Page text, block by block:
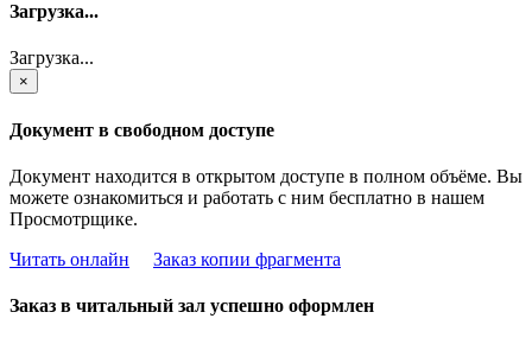
Загрузка...
Загрузка...
×
Документ в свободном доступе
Документ находится в открытом доступе в полном объёме. Вы
можете ознакомиться и работать с ним бесплатно в нашем
Просмотрщике.
Читать онлайн
Заказ копии фрагмента
Заказ в читальный зал успешно оформлен